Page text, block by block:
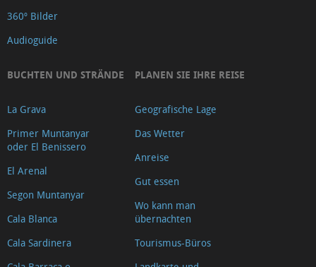
360º Bilder
Audioguide
BUCHTEN UND STRÄNDE
La Grava
Primer Muntanyar
oder El Benissero
El Arenal
Segon Muntanyar
Cala Blanca
Cala Sardinera
PLANEN SIE IHRE REISE
Geografische Lage
Das Wetter
Anreise
Gut essen
Wo kann man
übernachten
Tourismus-Büros